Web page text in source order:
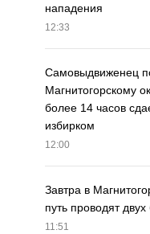
нападения
12:33
Самовыдвиженец
Магнитогорскому
более 14 часов
избирком
12:00
Завтра в
путь проводят
11:51